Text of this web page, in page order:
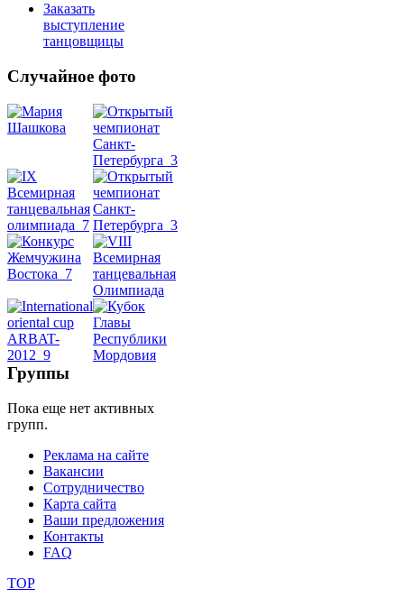
Заказать
выступление
танцовщицы
Случайное фото
Группы
Пока еще нет активных
групп.
Реклама на сайте
Вакансии
Сотрудничество
Карта сайта
Ваши предложения
Контакты
FAQ
TOP